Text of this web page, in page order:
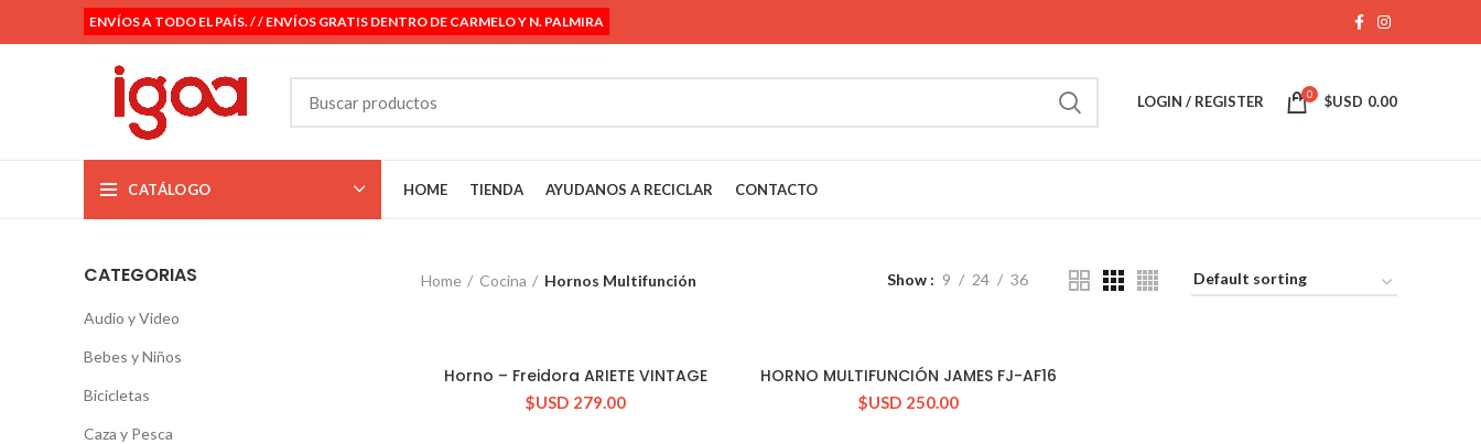
ENVÍOS A TODO EL PAÍS. / / ENVÍOS GRATIS DENTRO DE CARMELO Y N. PALMIRA
LOGIN / REGISTER 0 $USD 0.00
CATÁLOGO HOME TIENDA AYUDANOS A RECICLAR CONTACTO
CATEGORIAS
Audio y Video
Bebes y Niños
Bicicletas
Caza y Pesca
Home Cocina Hornos Multifunción Show 9 24 36
CONSULTAR STOCK
Horno – Freidora ARIETE VINTAGE
$USD 279.00
CONSULTAR STOCK
HORNO MULTIFUNCIÓN JAMES FJ-AF16
$USD 250.00